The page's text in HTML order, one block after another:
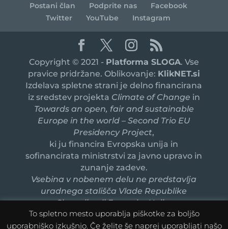
Postani član
Podprite nas
Facebook
Twitter
YouTube Instagram
Copyright © 2021 - Platforma SLOGA. Vse
pravice pridržane. Oblikovanje: KlikNET.si
Izdelava spletne strani je delno financirana
iz sredstev projekta Climate of Change in
Towards an open, fair and sustainable
Europe in the world – Second Trio EU
Presidency Project,
ki ju financira Evropska unija in
sofinancirata ministrstvi za javno upravo in
zunanje zadeve.
Vsebina v nobenem delu ne predstavlja
uradnega stališča Vlade Republike
Slovenije ali Evropske Unije.
To spletno mesto uporablja piškotke za boljšo
uporabniško izkušnjo. Če želite še naprej uporabljati našo